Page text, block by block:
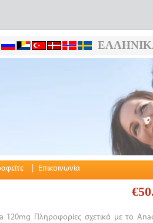
Επικοινωνία
120mg Πληροφορίες σχετικά με το